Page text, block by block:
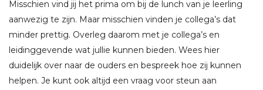
Misschien vind jij het prima om bij de lunch van je leerling
aanwezig te zijn. Maar misschien vinden je collega’s dat
minder prettig. Overleg daarom met je collega’s en
leidinggevende wat jullie kunnen bieden. Wees hier
duidelijk over naar de ouders en bespreek hoe zij kunnen
helpen. Je kunt ook altijd een vraag voor steun aan